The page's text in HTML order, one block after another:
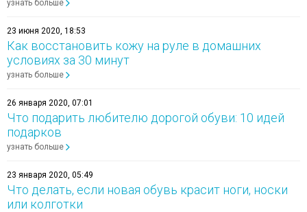
узнать больше
23 июня 2020, 18:53
Как восстановить кожу на руле в домашних
условиях за 30 минут
узнать больше
26 января 2020, 07:01
Что подарить любителю дорогой обуви: 10 идей
подарков
узнать больше
23 января 2020, 05:49
Что делать, если новая обувь красит ноги, носки
или колготки